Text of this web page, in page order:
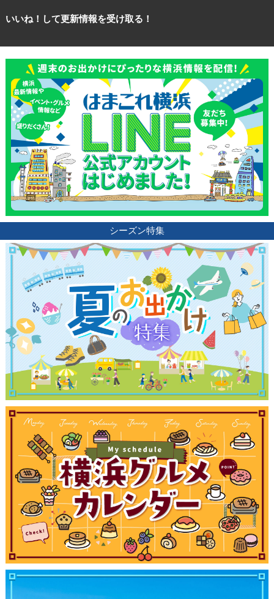
いいね！して更新情報を受け取る！
シーズン特集
観光ガイド
ランキング
ブログ記事
サイトについて